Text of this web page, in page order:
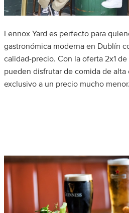
Lennox Yard es perfecto para
gastronómica moderna en Dublín
calidad-precio. Con la oferta 2x1
pueden disfrutar de comida de
exclusivo a un precio mucho menor.